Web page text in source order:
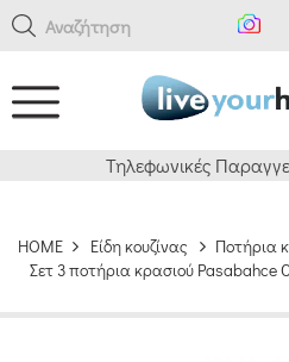
Αναζήτηση εδ
Τηλεφωνικές
HOME Είδη κουζίνας
Ποτήρια
Σετ 3 ποτήρια κρασιού Pasabahce